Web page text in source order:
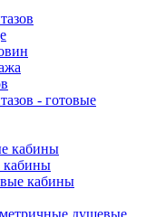
- готовые
кабины
кабины
кабины
душевые